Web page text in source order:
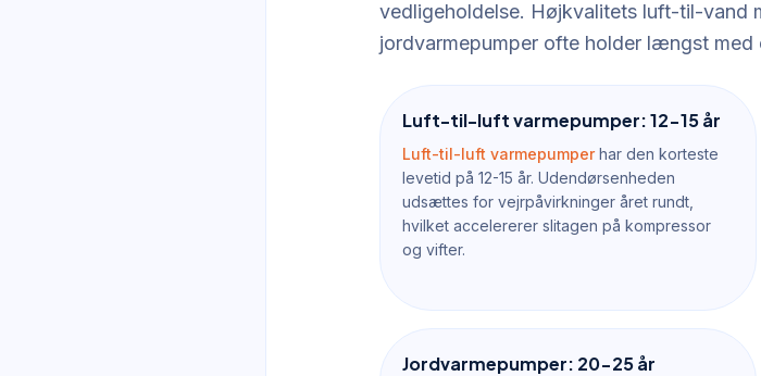
vedligeholdelse. Højkvalitets luft-til-vand
jordvarmepumper ofte holder længst
Luft-til-luft varmepumper: 12-15 år
Luft-til-luft varmepumperhar den korteste
levetid på 12-15 år. Udendørsenheden
udsættes for vejrpåvirkninger året rundt,
hvilket accelererer slitagen på kompressor
og vifter.
Jordvarmepumper: 20-25 år